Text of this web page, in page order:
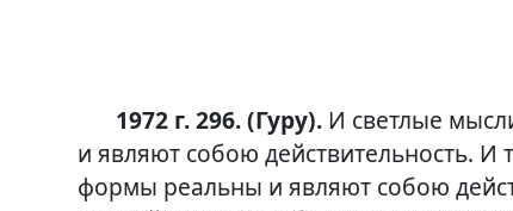
1972 г. 296. (Гуру). И светлые
и являют собою действительность.
формы реальны и являют собою